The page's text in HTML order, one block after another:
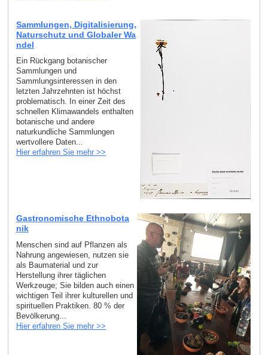
Sammlungen, Digitalisierung,
Naturschutz und Globaler Wa
ndel
Ein Rückgang botanischer
Sammlungen und
Sammlungsinteressen in den
letzten Jahrzehnten ist höchst
problematisch. In einer Zeit des
schnellen Klimawandels enthalten
botanische und andere
naturkundliche Sammlungen
wertvollere Daten...
Hier erfahren Sie mehr >>
Gastronomische Ethnobota
nik
Menschen sind auf Pflanzen als
Nahrung angewiesen, nutzen sie
als Baumaterial und zur
Herstellung ihrer täglichen
Werkzeuge; Sie bilden auch einen
wichtigen Teil ihrer kulturellen und
spirituellen Praktiken. 80 % der
Bevölkerung...
Hier erfahren Sie mehr >>